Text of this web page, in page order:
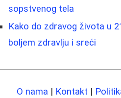
sopstvenog tela
Kako do zdravog života u
boljem zdravlju i sreći
O nama | Kontakt |